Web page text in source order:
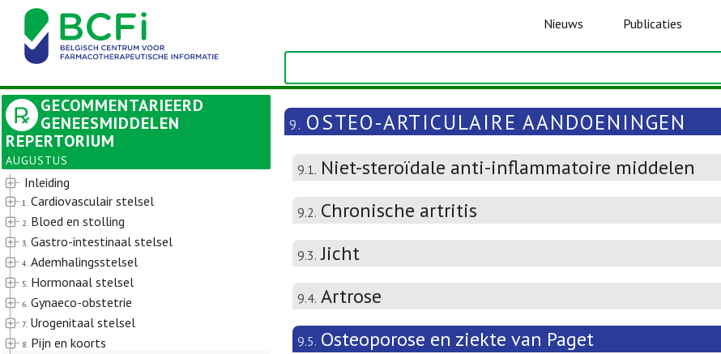
Nieuws Publicaties
GECOMMENTARIEERD
GENEESMIDDELEN
REPERTORIUM
AUGUSTUS
Inleiding
1. Cardiovasculair stelsel
2. Bloed en stolling
3. Gastro-intestinaal stelsel
4. Ademhalingsstelsel
5. Hormonaal stelsel
6. Gynaeco-obstetrie
7. Urogenitaal stelsel
8. Pijn en koorts
9. OSTEO-ARTICULAIRE AANDOENINGEN
9.1. Niet-steroïdale anti-inflammatoire middelen
9.2. Chronische artritis
9.3. Jicht
9.4. Artrose
9.5. Osteoporose en ziekte van Paget